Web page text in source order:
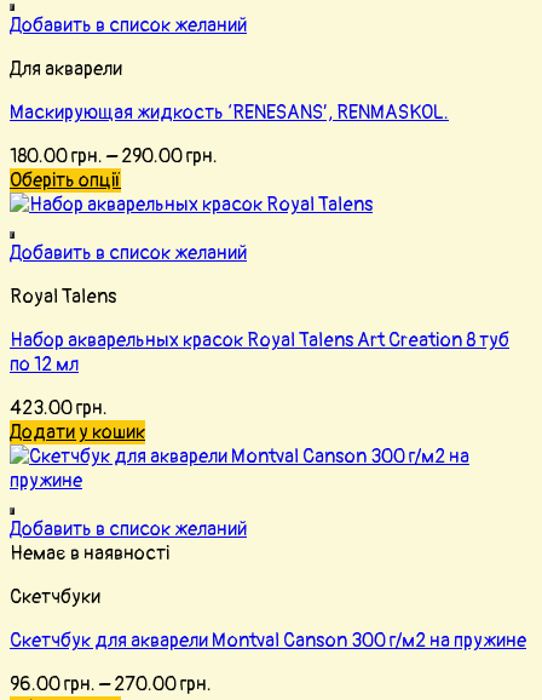
Добавить в список желаний
Для акварели
Маскирующая жидкость ‘RENESANS’, RENMASKOL.
180.00грн. –290.00грн.
Оберіть опції
Добавить в список желаний
Royal Talens
Набор акварельных красок Royal Talens Art Creation 8 туб
по 12 мл
423.00грн.
Додати у кошик
Добавить в список желаний
Немає в наявності
Скетчбуки
Скетчбук для акварели Montval Canson 300 г/м2 на пружине
96.00грн. –270.00грн.